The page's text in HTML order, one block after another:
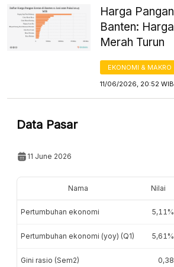
Harga
Banten:
Merah Turun
EKONOMI & MAKRO
11/06/2026, 20:52 WIB
Data Pasar
11 June 2026
Nama Nilai
Pertumbuhan ekonomi 5,11%
Pertumbuhan ekonomi (yoy) (Q1) 5,61%
Gini rasio (Sem2) 0,38